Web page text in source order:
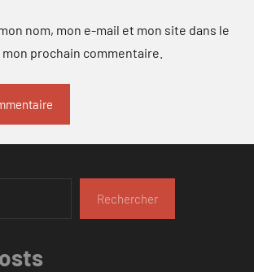
nom, mon e-mail et mon site dans le
prochain commentaire.
Rechercher